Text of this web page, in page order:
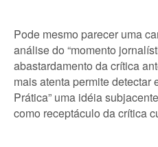
Pode mesmo parecer uma
análise do “momento
abastardamento da crítica
mais atenta permite detectar
Prática” uma idéia
como receptáculo da crítica